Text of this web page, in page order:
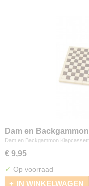
Dam en
Dam en Backgammon
€ 9,95
✓ Op voorraad
IN WINKELWAGEN